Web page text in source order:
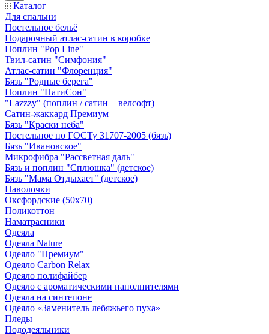
Каталог
Для спальни
Постельное бельё
Подарочный атлас-сатин в коробке
Поплин "Pop Line"
Твил-сатин "Симфония"
Атлас-сатин "Флоренция"
Бязь "Родные берега"
Поплин "ПатиСон"
"Lazzzy" (поплин / сатин + велсофт)
Сатин-жаккард Премиум
Бязь "Краски неба"
Постельное по ГОСТу 31707-2005 (бязь)
Бязь "Ивановское"
Микрофибра "Рассветная даль"
Бязь и поплин "Сплюшка" (детское)
Бязь "Мама Отдыхает" (детское)
Наволочки
Оксфордские (50х70)
Поликоттон
Наматрасники
Одеяла
Одеяла Nature
Одеяло "Премиум"
Одеяло Carbon Relax
Одеяло полифайбер
Одеяло с ароматическими наполнителями
Одеяла на синтепоне
Одеяло «Заменитель лебяжьего пуха»
Пледы
Пододеяльники